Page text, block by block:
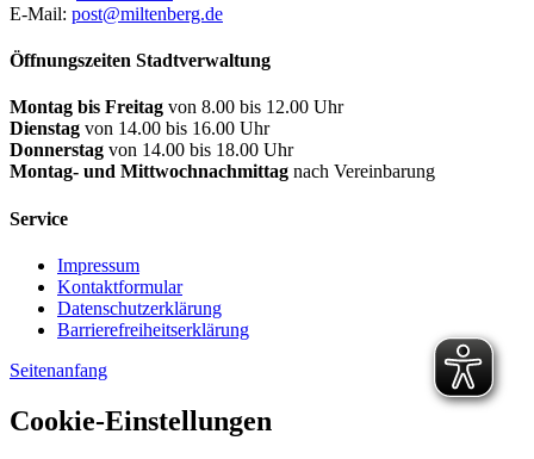
E-Mail: post@miltenberg.de
Öffnungszeiten Stadtverwaltung
Montag bis Freitag von 8.00 bis 12.00 Uhr
Dienstag von 14.00 bis 16.00 Uhr
Donnerstag von 14.00 bis 18.00 Uhr
Montag- und Mittwochnachmittag nach Vereinbarung
Service
Impressum
Kontaktformular
Datenschutzerklärung
Barrierefreiheitserklärung
Seitenanfang
Cookie-Einstellungen